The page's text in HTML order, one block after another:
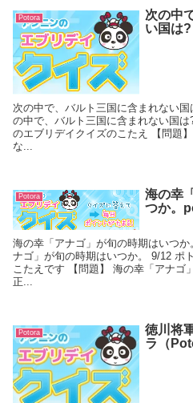
Potora
次の中
い国は
次の中で、バルト三国に含まれない
の中で、バルト三国に含まれない国
のエブリデイクイズのこたえ 【問題
な...
Potora
海の幸
つか。
海の幸「アナゴ」が旬の時期はいつ
ナゴ」が旬の時期はいつか。 9/12 ポ
こたえです 【問題】 海の幸「アナゴ
正...
Potora
徳川将
ラ（